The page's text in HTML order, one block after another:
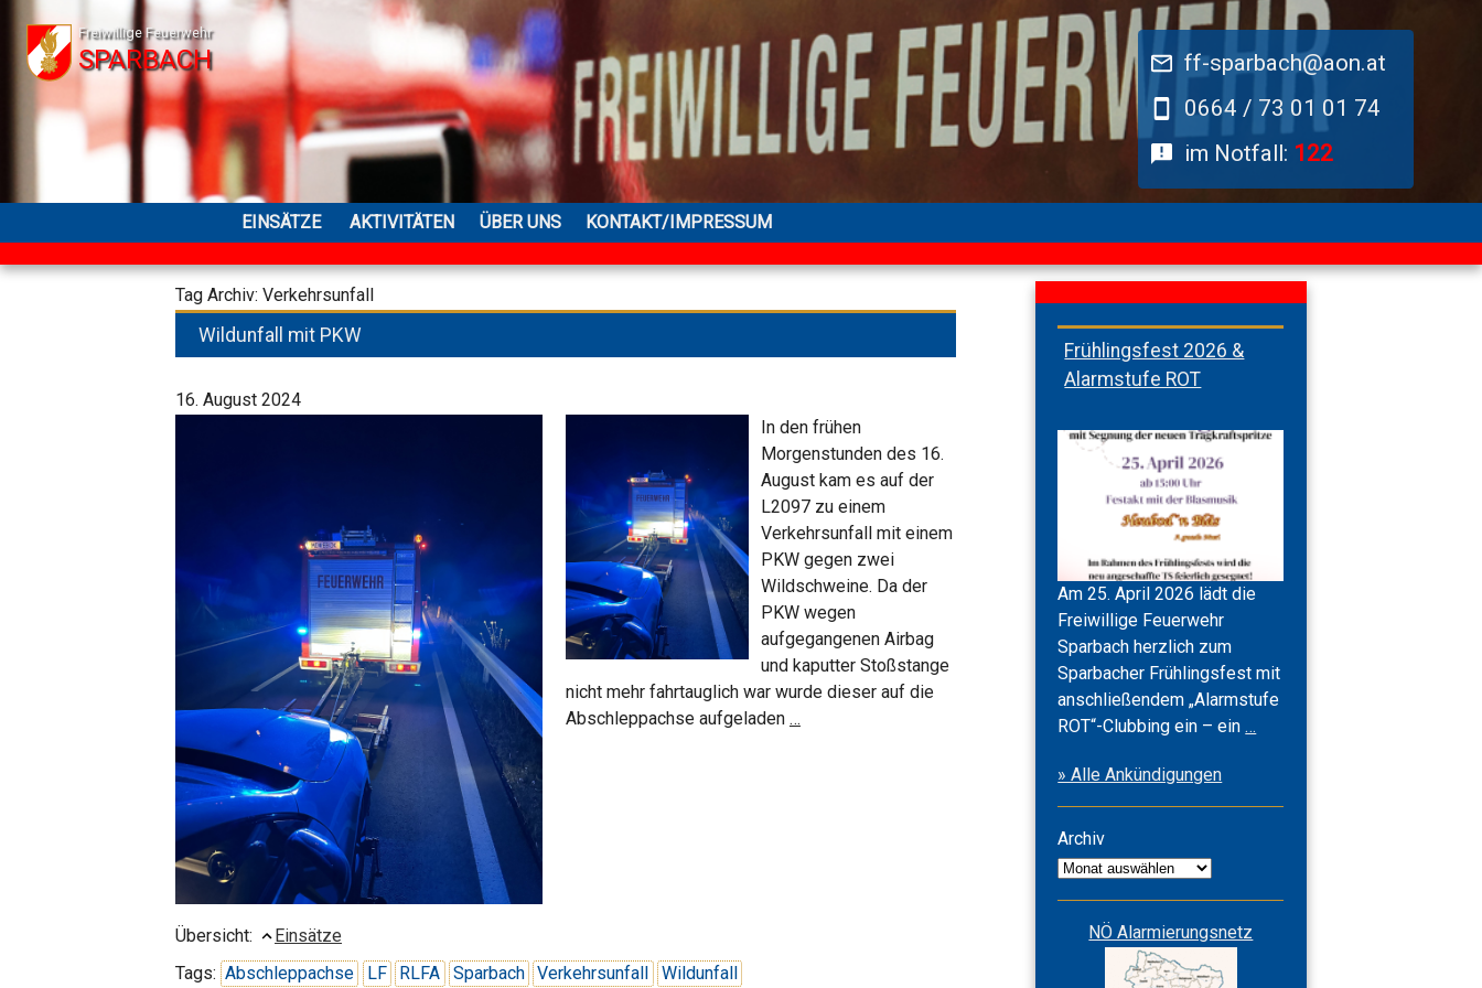
Freiwillige Feuerwehr
SPARBACH
ff-sparbach@aon.at
0664 / 73 01 01 74
im Notfall: 122
EINSÄTZE AKTIVITÄTEN ÜBER UNS KONTAKT/IMPRESSUM
Tag Archiv: Verkehrsunfall
Wildunfall mit PKW
16. August 2024
In den frühen
Morgenstunden des 16.
August kam es auf der
L2097 zu einem
Verkehrsunfall mit einem
PKW gegen zwei
Wildschweine. Da der
PKW wegen
aufgegangenen Airbag
und kaputter Stoßstange
nicht mehr fahrtauglich war wurde dieser auf die
Abschleppachse aufgeladen …Wildunfall
Übersicht:
Einsätze
Tags: Abschleppachse LF RLFA Sparbach Verkehrsunfall Wildunfall
Frühlingsfest 2026 &
Alarmstufe ROT
Am 25. April 2026 lädt die
Freiwillige Feuerwehr
Sparbach herzlich zum
Sparbacher Frühlingsfest mit
anschließendem „Alarmstufe
ROT“-Clubbing ein – ein…
Alarmstufe
» Alle Ankündigungen
Archiv
Archiv
NÖ Alarmierungsnetz